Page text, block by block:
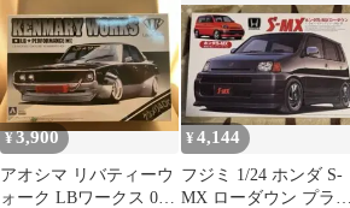
’98 トヨタ 「ザ・チュ
ーンドカーシリーズ
No.10」 [059814]
¥3,900
アオシマ リバティーウ
ォーク LBワークス 03
¥4,144
フジミ 1/24 ホンダ S-
MX ローダウン プラモ